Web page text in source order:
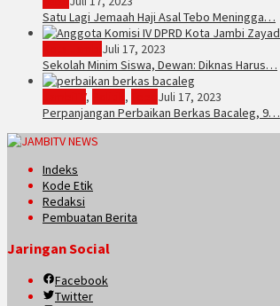
Satu Lagi Jemaah Haji Asal Tebo Meningga…
Juli 17, 2023
Sekolah Minim Siswa, Dewan: Diknas Harus…
, ,
Juli 17, 2023
Perpanjangan Perbaikan Berkas Bacaleg, 9…
Indeks
Kode Etik
Redaksi
Pembuatan Berita
Jaringan Social
Facebook
Twitter